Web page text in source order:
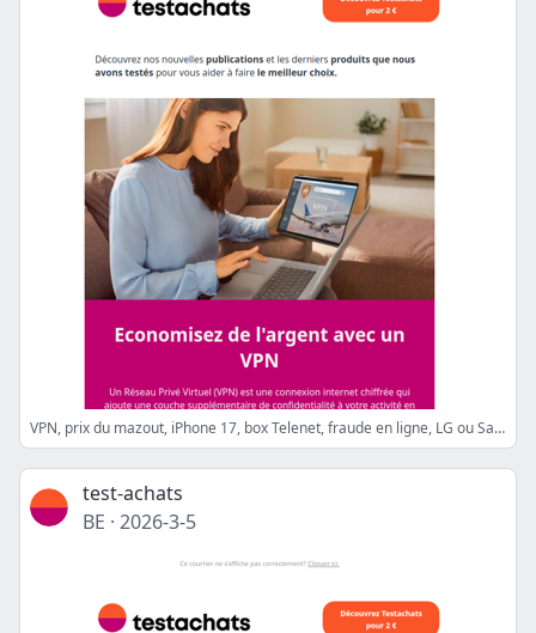
VPN, prix du mazout, iPhone 17, box Telenet, fraude en ligne, LG ou Samsung, taxe plus values, citerne d'eau de pluie
test-achats
BE · 2026-3-5